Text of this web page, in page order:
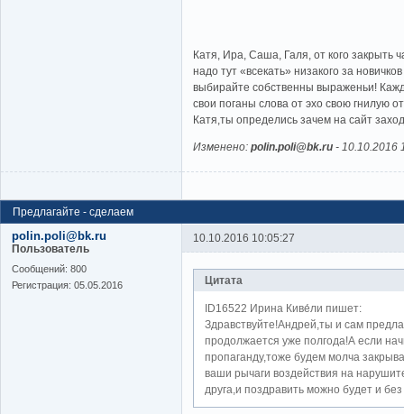
Катя, Ира, Саша, Галя, от кого закрыть
надо тут «всекать» низакого за
выбирайте собственны выраженьи!
свои поганы слова от эхо свою гнилую
Катя,ты определись зачем на сайт
Изменено: polin.poli@bk.ru - 10.10.2016
Предлагайте - сделаем
polin.poli@bk.ru
Пользователь
Cообщений: 800
Регистрация: 05.05.2016
10.10.2016 10:05:27
Цитата
ID16522 Ирина Киве́ли пишет:
Здравствуйте!Андрей,ты и сам
продолжается уже полгода!А если
пропаганду,тоже будем молча
ваши рычаги воздействия на
друга,и поздравить можно будет и без